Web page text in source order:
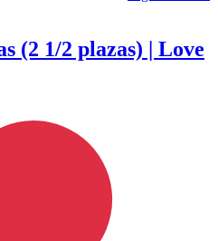
(2 1/2 plazas) | Love